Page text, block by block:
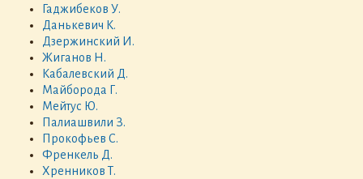
Гаджибеков У.
Данькевич К.
Дзержинский И.
Жиганов Н.
Кабалевский Д.
Майборода Г.
Мейтус Ю.
Палиашвили З.
Прокофьев С.
Френкель Д.
Хренников Т.